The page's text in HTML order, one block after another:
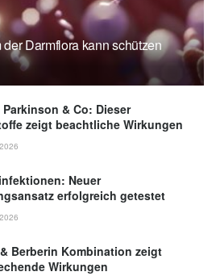
Darmflora kann schützen
Parkinson & Co: Dieser
zeigt beachtliche Wirkungen
Neuer
erfolgreich getestet
Berberin Kombination zeigt
Wirkungen